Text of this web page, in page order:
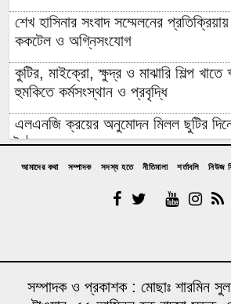
শেখ হাসিনার সংবাদ সম্মেলনের
ককটেল ও অগ্নিসংযোগ
কুটির, মাইক্রো, ক্ষুদ্র ও মাঝারি শিল্প
হুমকিতে কর্মসংস্থান ও প্রবৃদ্ধি
এলএনজি ক্রয়ের অনুমোদন মিলল ছুটির
বৈঠকে
পাঁচটি দেশের ওপর রেমিট্যান্সের ৬২ শতাংশ
কৌশলগত ঝুঁকির শঙ্কা
ফের পিছিয়ে গেল রূপপুরের উৎপাদনের
আমাদের কথা সম্পাদক সদস্য হতে নীতিমালা শর্তাবলি নিউজ
সম্পাদক ও প্রকাশক : মোছাঃ শারমিন